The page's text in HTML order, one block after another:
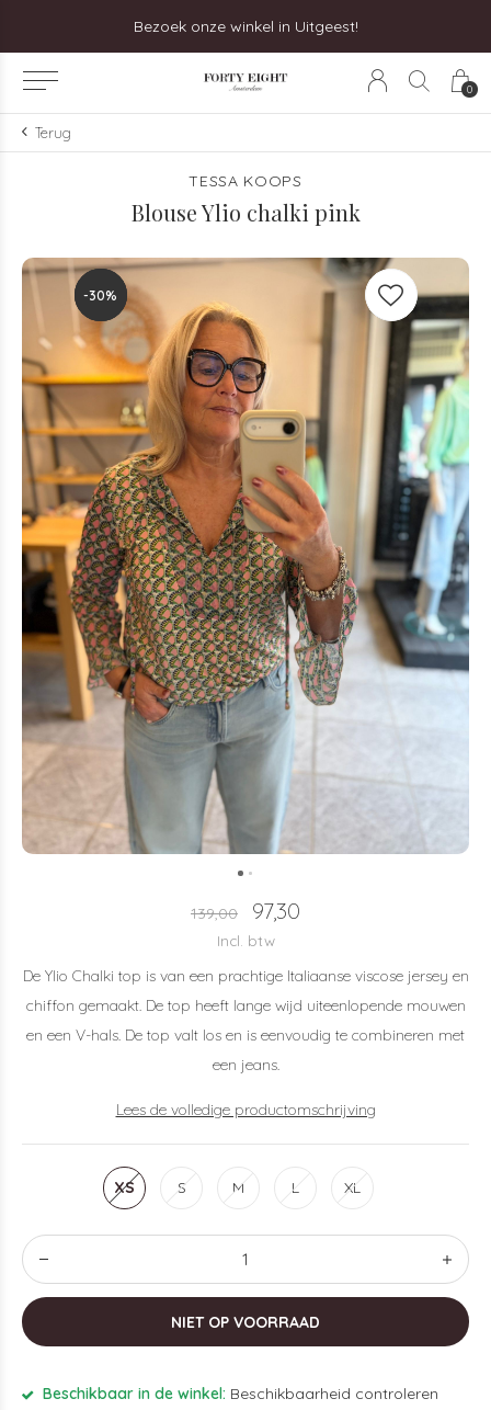
0
Bezoek onze winkel in Uitgeest!
Terug
TESSA KOOPS
Blouse Ylio chalki pink
-30%
-30%
-30%
139,00 97,30
Incl. btw
De Ylio Chalki top is van een prachtige Italiaanse viscose jersey en
chiffon gemaakt. De top heeft lange wijd uiteenlopende mouwen
en een V-hals. De top valt los en is eenvoudig te combineren met
een jeans.
Lees de volledige productomschrijving
XS S M L XL
NIET OP VOORRAAD
Beschikbaar in de winkel: Beschikbaarheid controleren